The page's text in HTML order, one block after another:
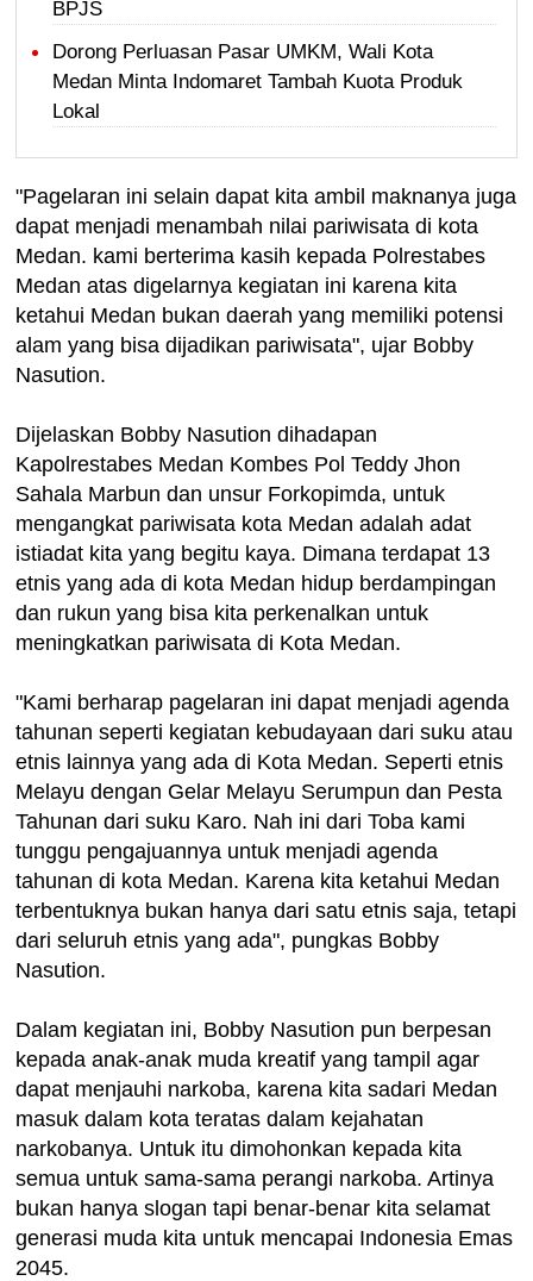
BPJS
Dorong Perluasan Pasar UMKM, Wali Kota
Medan Minta Indomaret Tambah Kuota Produk
Lokal
"Pagelaran ini selain dapat kita ambil maknanya juga
dapat menjadi menambah nilai pariwisata di kota
Medan. kami berterima kasih kepada Polrestabes
Medan atas digelarnya kegiatan ini karena kita
ketahui Medan bukan daerah yang memiliki potensi
alam yang bisa dijadikan pariwisata", ujar Bobby
Nasution.
Dijelaskan Bobby Nasution dihadapan
Kapolrestabes Medan Kombes Pol Teddy Jhon
Sahala Marbun dan unsur Forkopimda, untuk
mengangkat pariwisata kota Medan adalah adat
istiadat kita yang begitu kaya. Dimana terdapat 13
etnis yang ada di kota Medan hidup berdampingan
dan rukun yang bisa kita perkenalkan untuk
meningkatkan pariwisata di Kota Medan.
"Kami berharap pagelaran ini dapat menjadi agenda
tahunan seperti kegiatan kebudayaan dari suku atau
etnis lainnya yang ada di Kota Medan. Seperti etnis
Melayu dengan Gelar Melayu Serumpun dan Pesta
Tahunan dari suku Karo. Nah ini dari Toba kami
tunggu pengajuannya untuk menjadi agenda
tahunan di kota Medan. Karena kita ketahui Medan
terbentuknya bukan hanya dari satu etnis saja, tetapi
dari seluruh etnis yang ada", pungkas Bobby
Nasution.
Dalam kegiatan ini, Bobby Nasution pun berpesan
kepada anak-anak muda kreatif yang tampil agar
dapat menjauhi narkoba, karena kita sadari Medan
masuk dalam kota teratas dalam kejahatan
narkobanya. Untuk itu dimohonkan kepada kita
semua untuk sama-sama perangi narkoba. Artinya
bukan hanya slogan tapi benar-benar kita selamat
generasi muda kita untuk mencapai Indonesia Emas
2045.